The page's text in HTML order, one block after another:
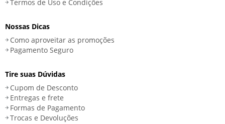
Termos de Uso e Condições
Nossas Dicas
Como aproveitar as promoções
Pagamento Seguro
Tire suas Dúvidas
Cupom de Desconto
Entregas e frete
Formas de Pagamento
Trocas e Devoluções